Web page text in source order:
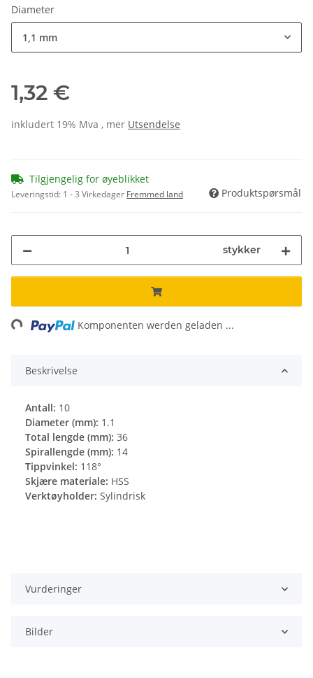
Diameter
1,1 mm
1,32 €
inkludert 19% Mva , mer Utsendelse
Tilgjengelig for øyeblikket
Leveringstid: 1 - 3 Virkedager Fremmed land Produktspørsmål
stykker
Komponenten werden geladen ...
Beskrivelse
Antall: 10
Diameter (mm): 1.1
Total lengde (mm): 36
Spirallengde (mm): 14
Tippvinkel: 118°
Skjære materiale: HSS
Verktøyholder: Sylindrisk
Vurderinger
Bilder